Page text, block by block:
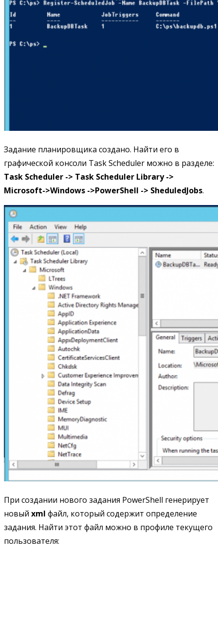
Задание планировщика создано. Найти его в
графической консоли Task Scheduler можно в разделе:
Task Scheduler -> Task Scheduler Library ->
Microsoft->Windows ->PowerShell -> SheduledJobs.
При создании нового задания PowerShell генерирует
новый xml файл, который содержит определение
задания. Найти этот файл можно в профиле текущего
пользователя: